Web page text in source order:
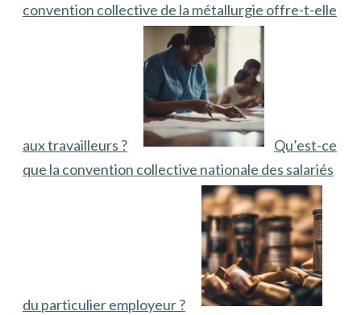
convention collective de la métallurgie offre-t-elle
aux travailleurs ?
Qu’est-ce
que la convention collective nationale des salariés
du particulier employeur ?